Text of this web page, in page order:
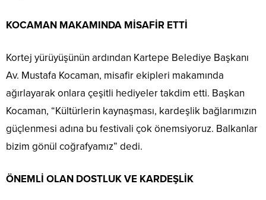
KOCAMAN MAKAMINDA MİSAFİR ETTİ
Kortej yürüyüşünün ardından Kartepe Belediye Başkanı
Av. Mustafa Kocaman, misafir ekipleri makamında
ağırlayarak onlara çeşitli hediyeler takdim etti. Başkan
Kocaman, “Kültürlerin kaynaşması, kardeşlik bağlarımızın
güçlenmesi adına bu festivali çok önemsiyoruz. Balkanlar
bizim gönül coğrafyamız” dedi.
ÖNEMLİ OLAN DOSTLUK VE KARDEŞLİK